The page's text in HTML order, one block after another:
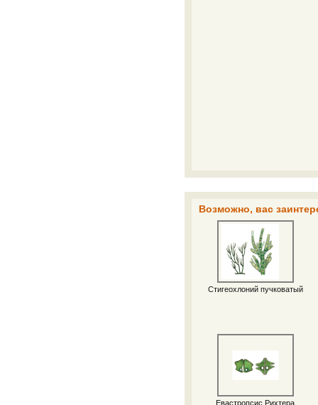
Возможно, вас
Стигеохлоний пучковатый
Евастропсис Рихтера